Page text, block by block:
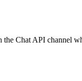
the Chat API channel